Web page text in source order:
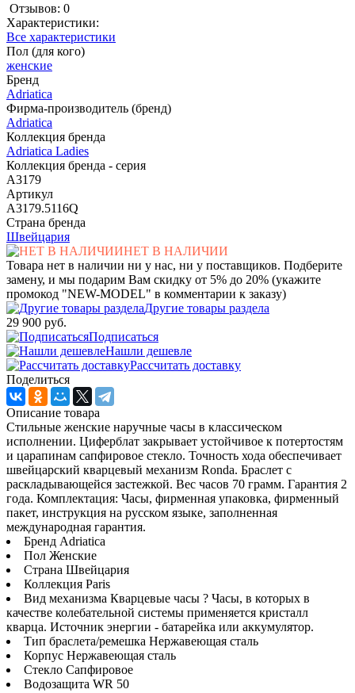
Отзывов: 0
Характеристики:
Все характеристики
Пол (для кого)
женские
Бренд
Adriatica
Фирма-производитель (бренд)
Adriatica
Коллекция бренда
Adriatica Ladies
Коллекция бренда - серия
A3179
Артикул
A3179.5116Q
Страна бренда
Швейцария
НЕТ В НАЛИЧИИ
Товара нет в наличии ни у нас, ни у поставщиков. Подберите
замену, и мы подарим Вам скидку от 5% до 20% (укажите
промокод "NEW-MODEL" в комментарии к заказу)
Другие товары раздела
29 900 руб.
Подписаться
Нашли дешевле
Рассчитать доставку
Поделиться
Описание товара
Стильные женские наручные часы в классическом
исполнении. Циферблат закрывает устойчивое к потертостям
и царапинам сапфировое стекло. Точность хода обеспечивает
швейцарский кварцевый механизм Ronda. Браслет с
раскладывающейся застежкой. Вес часов 70 грамм. Гарантия 2
года. Комплектация: Часы, фирменная упаковка, фирменный
пакет, инструкция на русском языке, заполненная
международная гарантия.
Бренд Adriatica
Пол Женские
Страна Швейцария
Коллекция Paris
Вид механизма Кварцевые часы ? Часы, в которых в
качестве колебательной системы применяется кристалл
кварца. Источник энергии - батарейка или аккумулятор.
Тип браслета/ремешка Нержавеющая сталь
Корпус Нержавеющая сталь
Стекло Сапфировое
Водозащита WR 50